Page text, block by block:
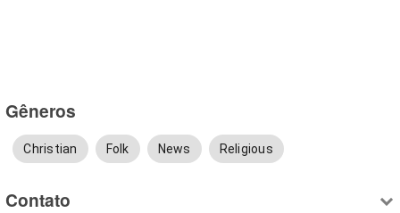
Gêneros
Christian Folk News Religious
Contato